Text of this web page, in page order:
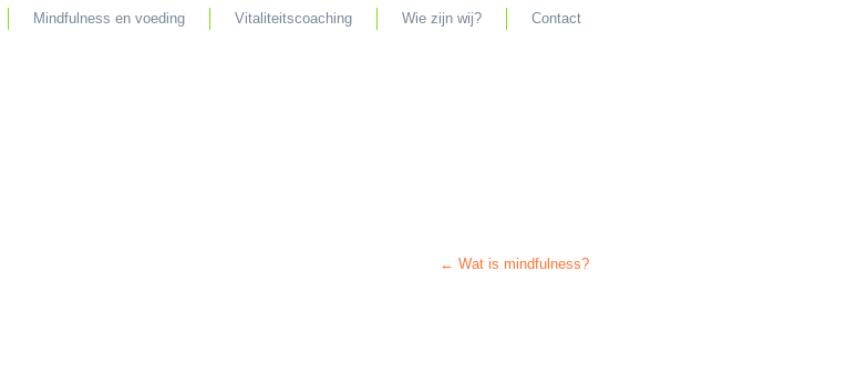
Mindfulness en voeding Vitaliteitscoaching Wie zijn wij? Contact
← Wat is mindfulness?